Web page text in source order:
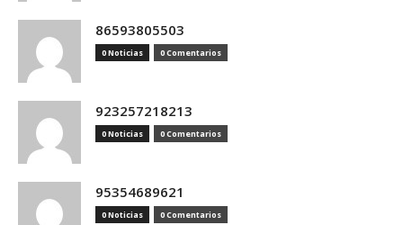
86593805503
0 Noticias 0 Comentarios
923257218213
0 Noticias 0 Comentarios
95354689621
0 Noticias 0 Comentarios